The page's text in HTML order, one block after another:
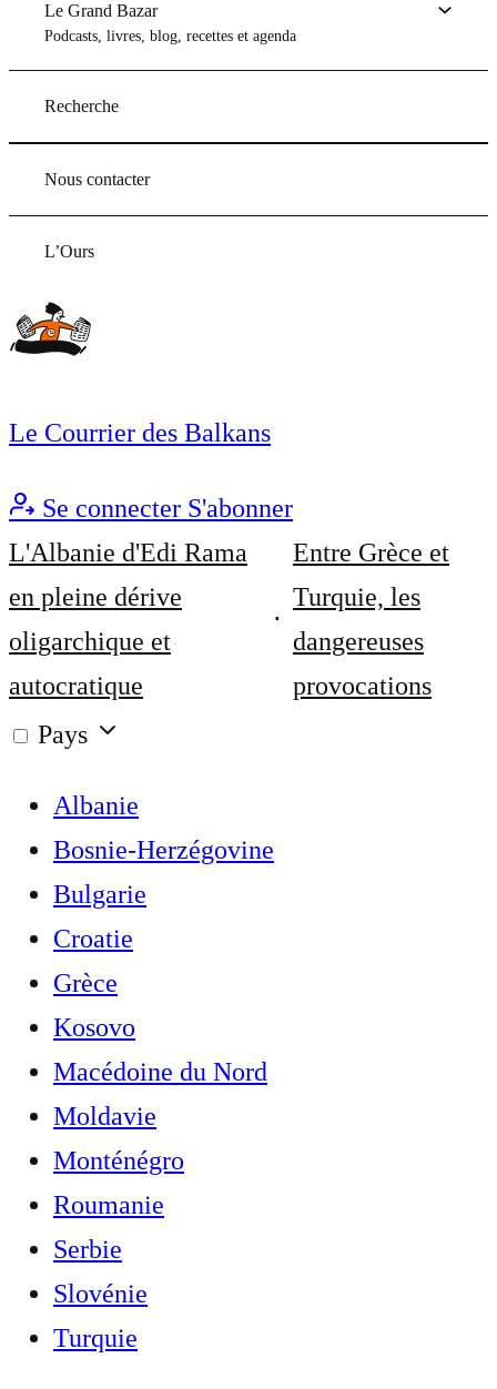
Le Grand Bazar
Podcasts, livres, blog, recettes et agenda
Recherche
Nous contacter
L’Ours
Le Courrier des Balkans
Se connecter S'abonner
L'Albanie d'Edi Rama
en pleine dérive
oligarchique et
autocratique
Entre Grèce et
Turquie, les
dangereuses
provocations
Pays
Albanie
Bosnie-Herzégovine
Bulgarie
Croatie
Grèce
Kosovo
Macédoine du Nord
Moldavie
Monténégro
Roumanie
Serbie
Slovénie
Turquie